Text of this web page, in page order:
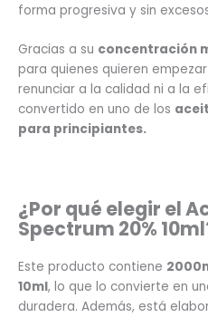
forma progresiva y sin
Gracias a su concentración
para quienes quieren
renunciar a la calidad ni a la
convertido en uno de los
para principiantes.
¿Por qué elegir el
Spectrum 20%
Este producto contiene
10ml, lo que lo convierte en
duradera. Además, está